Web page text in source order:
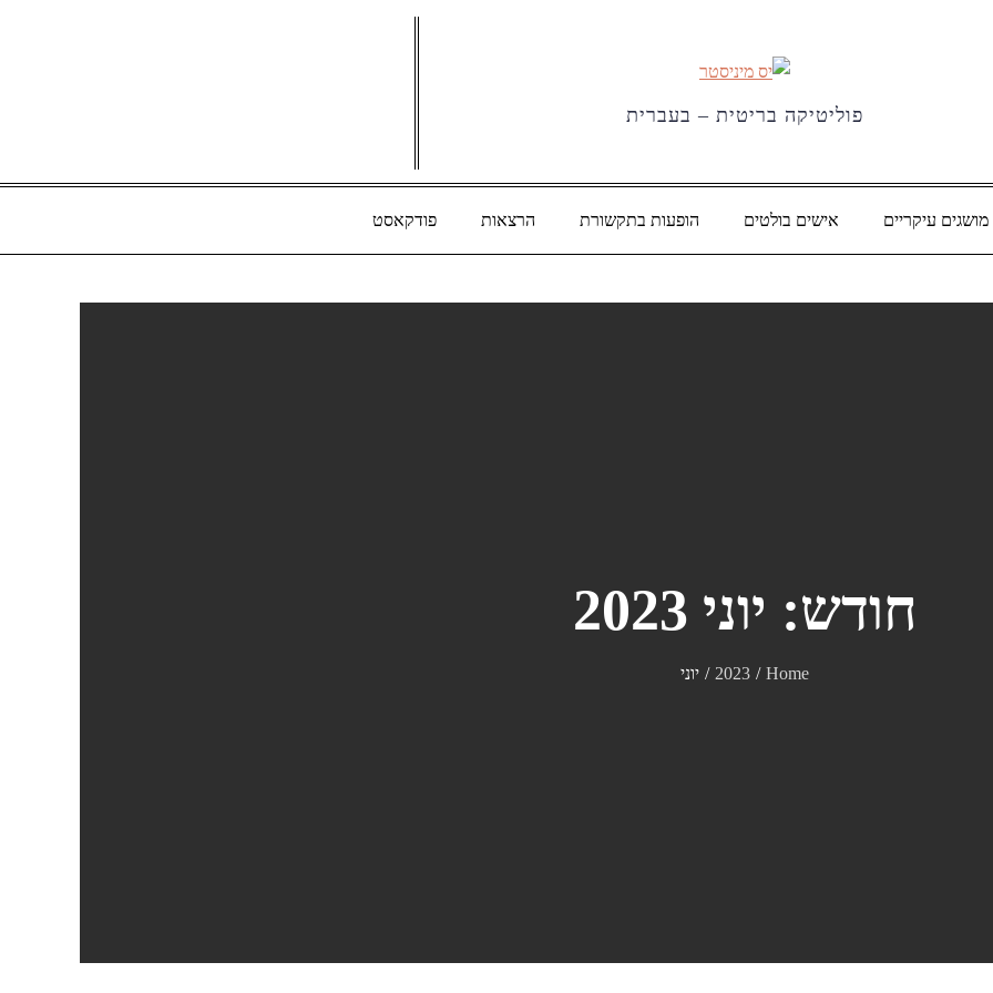
פוליטיקה בריטית – בעברית
מושגים עיקריים אישים בולטים הופעות בתקשורת הרצאות פודקאסט
חודש: יוני 2023
Home
2023 יוני